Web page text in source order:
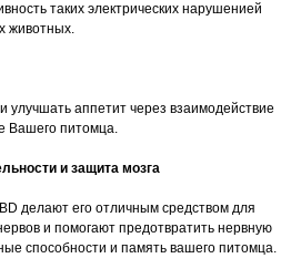
таких электрических нарушенией
животных.
аппетит через взаимодействие
Вашего питомца.
и защита мозга
делают его отличным средством для
и помогают предотвратить нервную
способности и память вашего питомца.